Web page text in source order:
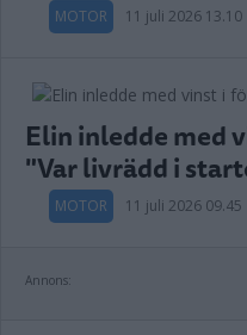
MOTOR 11 juli 2026 13.10
Elin inledde med
"Var livrädd i
MOTOR 11 juli 2026 09.45
Annons: